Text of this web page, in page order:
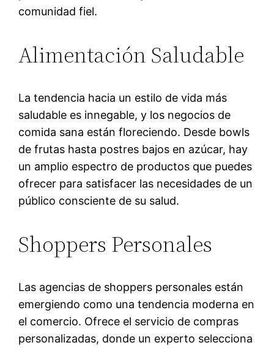
comunidad fiel.
Alimentación Saludable
La tendencia hacia un estilo de vida más
saludable es innegable, y los negocios de
comida sana están floreciendo. Desde bowls
de frutas hasta postres bajos en azúcar, hay
un amplio espectro de productos que puedes
ofrecer para satisfacer las necesidades de un
público consciente de su salud.
Shoppers Personales
Las agencias de shoppers personales están
emergiendo como una tendencia moderna en
el comercio. Ofrece el servicio de compras
personalizadas, donde un experto selecciona